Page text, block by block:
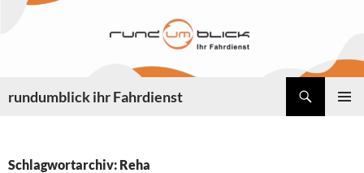
rundumblick ihr Fahrdienst
Schlagwortarchiv: Reha